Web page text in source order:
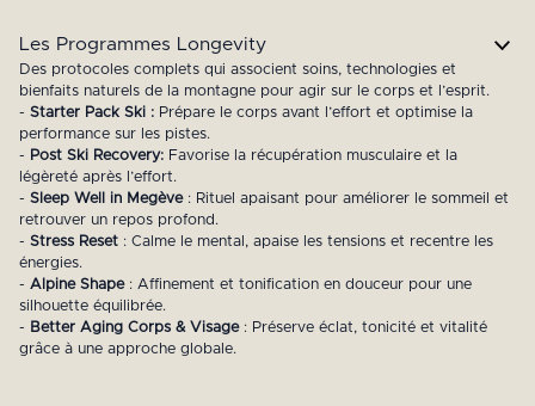
Les Programmes Longevity
Des protocoles complets qui associent soins, technologies et
bienfaits naturels de la montagne pour agir sur le corps et l’esprit.
- Starter Pack Ski :Prépare le corps avant l’effort et optimise la
performance sur les pistes.
- Post Ski Recovery:Favorise la récupération musculaire et la
légèreté après l’effort.
- Sleep Well in Megève: Rituel apaisant pour améliorer le sommeil et
retrouver un repos profond.
- Stress Reset : Calme le mental, apaise les tensions et recentre les
énergies.
- Alpine Shape: Affinement et tonification en douceur pour une
silhouette équilibrée.
- Better Aging Corps & Visage: Préserve éclat, tonicité et vitalité
grâce à une approche globale.